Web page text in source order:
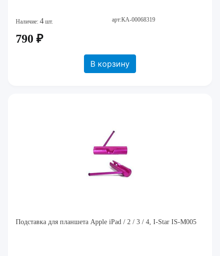
Наличие: 4 шт. арт:КА-00068319
790 ₽
В корзину
Подставка для планшета Apple iPad / 2 / 3 / 4, I-Star IS-M005